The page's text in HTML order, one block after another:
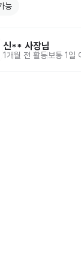
능
신** 사장님
1개월 전 활동보통 1일